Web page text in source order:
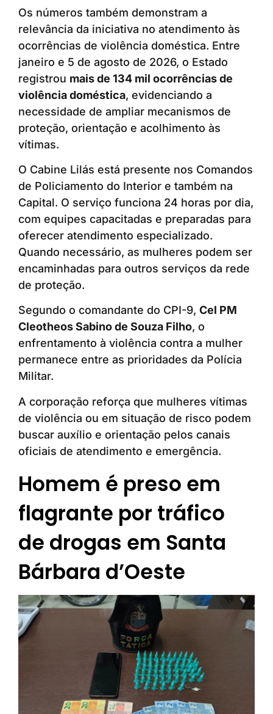
Os números também demonstram a
relevância da iniciativa no atendimento às
ocorrências de violência doméstica. Entre
janeiro e 5 de agosto de 2026, o Estado
registrou mais de 134 mil ocorrências de
violência doméstica, evidenciando a
necessidade de ampliar mecanismos de
proteção, orientação e acolhimento às
vítimas.
O Cabine Lilás está presente nos Comandos
de Policiamento do Interior e também na
Capital. O serviço funciona 24 horas por dia,
com equipes capacitadas e preparadas para
oferecer atendimento especializado.
Quando necessário, as mulheres podem ser
encaminhadas para outros serviços da rede
de proteção.
Segundo o comandante do CPI-9, Cel PM
Cleotheos Sabino de Souza Filho, o
enfrentamento à violência contra a mulher
permanece entre as prioridades da Polícia
Militar.
A corporação reforça que mulheres vítimas
de violência ou em situação de risco podem
buscar auxílio e orientação pelos canais
oficiais de atendimento e emergência.
Homem é preso em
flagrante por tráfico
de drogas em Santa
Bárbara d’Oeste